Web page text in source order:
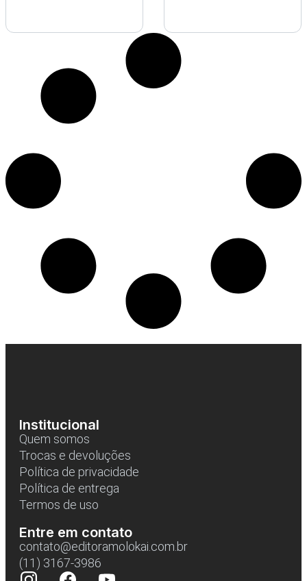
Institucional
Quem somos
Trocas e devoluções
Política de privacidade
Política de entrega
Termos de uso
Entre em contato
contato@editoramolokai.com.br
(11) 3167-3986